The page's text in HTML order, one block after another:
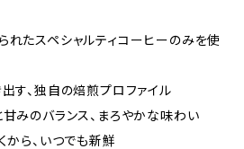
れたスペシャルティコーヒーのみを使
す、独自の焙煎プロファイル
みのバランス、まろやかな味わい
から、いつでも新鮮